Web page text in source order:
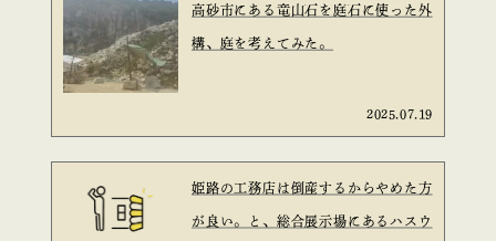
高砂市にある竜山石を庭石に使った外
構、庭を考えてみた。
2025.07.19
姫路の工務店は倒産するからやめた方
が良い。と、総合展示場にあるハスウ